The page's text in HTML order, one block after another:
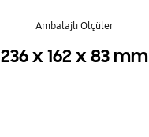
Ambalajlı Ölçüler
236 x 162 x 83 mm